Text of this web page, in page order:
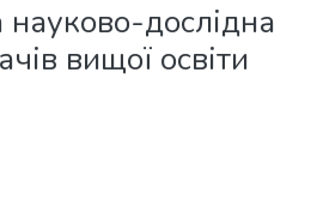
дослідна
вищої освіти